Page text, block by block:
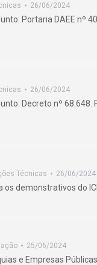
26/06/2024
Portaria DAEE nº
26/06/2024
Decreto nº 68.648.
Técnicas 26/06/2024
demonstrativos do
25/06/2024
e Empresas